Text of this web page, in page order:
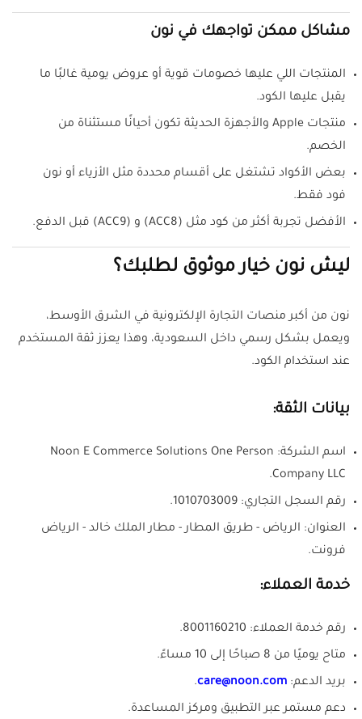
مشاكل ممكن تواجهك في نون
المنتجات اللي عليها خصومات قوية أو عروض يومية غالبًا ما
يقبل عليها الكود.
منتجات Apple والأجهزة الحديثة تكون أحيانًا مستثناة من
الخصم.
بعض الأكواد تشتغل على أقسام محددة مثل الأزياء أو نون
فود فقط.
الأفضل تجربة أكثر من كود مثل (ACC8) و (ACC9) قبل الدفع.
ليش نون خيار موثوق لطلبك؟
نون من أكبر منصات التجارة الإلكترونية في الشرق الأوسط،
ويعمل بشكل رسمي داخل السعودية، وهذا يعزز ثقة المستخدم
عند استخدام الكود.
بيانات الثقة:
اسم الشركة: Noon E Commerce Solutions One Person
Company LLC.
رقم السجل التجاري: 1010703009.
العنوان: الرياض - طريق المطار - مطار الملك خالد - الرياض
فرونت.
خدمة العملاء:
رقم خدمة العملاء: 8001160210.
متاح يوميًا من 8 صباحًا إلى 10 مساءً.
بريد الدعم: care@noon.com
.
دعم مستمر عبر التطبيق ومركز المساعدة.